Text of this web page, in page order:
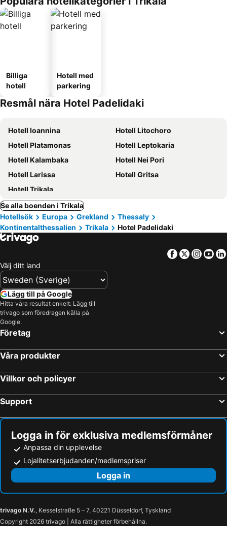
Billiga
hotell
Hotell med
parkering
Resmål nära Hotel Padelidaki
Hotell Ioannina
Hotell Litochoro
Hotell Platamonas
Hotell Leptokaria
Hotell Kalambaka
Hotell Nei Pori
Hotell Larissa
Hotell Gritsa
Hotell Trikala
Se alla boenden i Trikala
Hotellsök
Europa Grekland
Thessaly
Kontinentalthessalien
Trikala Hotel Padelidaki
Facebook
Twitter
Välj ditt land
Lägg till på Google
Hitta våra resultat enkelt: Lägg till
trivago som föredragen källa på
Google.
Företag
Våra produkter
Villkor och policyer
Support
Logga in för exklusiva medlemsförmåner
Anpassa din upplevelse
Lojalitetserbjudanden/medlemspriser
Logga in
trivago N.V., Kesselstraße 5 – 7, 40221 Düsseldorf, Tyskland
Copyright 2026 trivago | Alla rättigheter förbehållna.